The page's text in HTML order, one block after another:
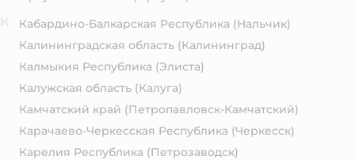
Кабардино-Балкарская Республика (Нальчик)
Калининградская область (Калининград)
Калмыкия Республика (Элиста)
Калужская область (Калуга)
Камчатский край (Петропавловск-Камчатский)
Карачаево-Черкесская Республика (Черкесск)
Карелия Республика (Петрозаводск)